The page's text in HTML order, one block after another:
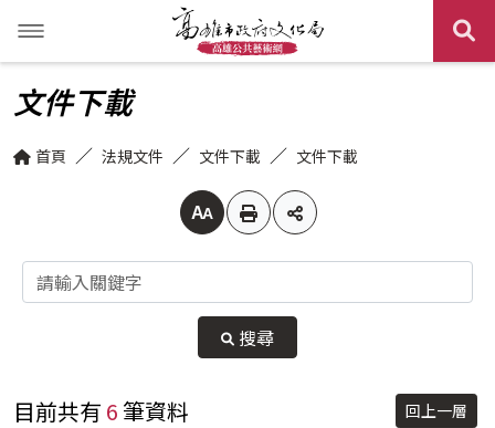
訊息專區
最新消息
公共藝術探索
影音專區
辦理流程
法規文件
文件下載
相關連結
文件下載
首頁 法規文件 文件下載 文件下載
調整字體大小
關鍵字
搜尋
目前共有 6 筆資料 回上一層